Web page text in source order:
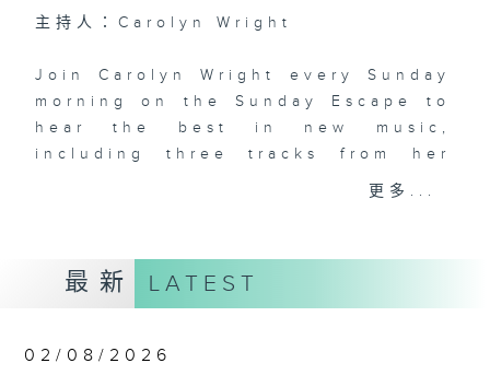
主持人：Carolyn Wright
Join Carolyn Wright every Sunday
morning on the Sunday Escape to
hear the best in new music,
including three tracks from her
album of the week, along with a
guests from all over the city and
beyond. There's also occasional
live music in the studio and all
events in Hong Kong.
更多...
最新 LATEST
02/08/2026